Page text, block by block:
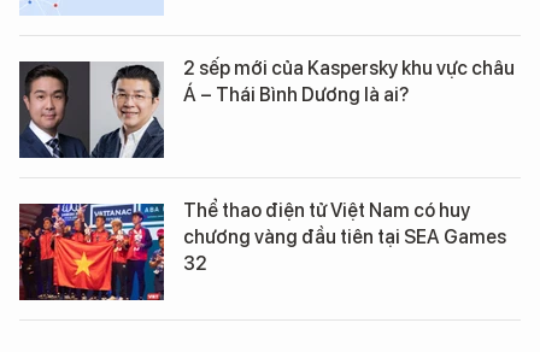
2 sếp mới của Kaspersky khu vực châu
Á – Thái Bình Dương là ai?
Thể thao điện tử Việt Nam có huy
chương vàng đầu tiên tại SEA Games
32